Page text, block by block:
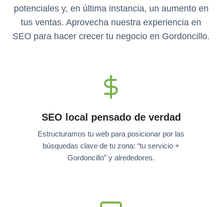
potenciales y, en última instancia, un aumento en
tus ventas. Aprovecha nuestra experiencia en
SEO para hacer crecer tu negocio en Gordoncillo.
SEO local pensado de verdad
Estructuramos tu web para posicionar por las
búsquedas clave de tu zona: “tu servicio +
Gordoncillo” y alrededores.